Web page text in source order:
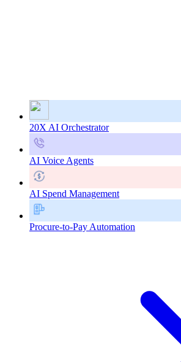
20X AI Orchestrator
AI Voice Agents
AI Spend Management
Procure-to-Pay Automation